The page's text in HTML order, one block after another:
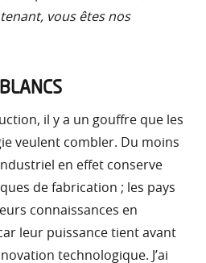
vous êtes nos
il y a un gouffre que les
veulent combler. Du moins
en effet conserve
de fabrication ; les pays
connaissances en
leur puissance tient avant
technologique. J’ai